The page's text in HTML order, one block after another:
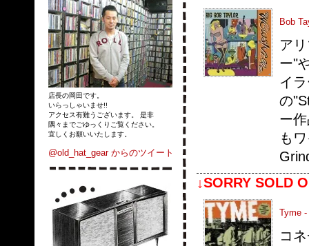
店長の岡田です。
いらっしゃいませ!!
アクセス有難うございます。 是非
隅々までごゆっくりご覧ください。
宜しくお願いいたします。
@old_hat_gear からのツイート
Bob
ア
ー"
イ
の
ー
も
↓SORRY SOLD
Tyme
コ